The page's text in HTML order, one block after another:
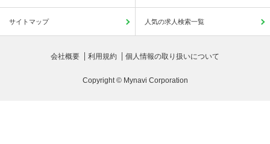
サイトマップ 人気の求人検索一覧
会社概要 利用規約 個人情報の取り扱いについて
Copyright © Mynavi Corporation